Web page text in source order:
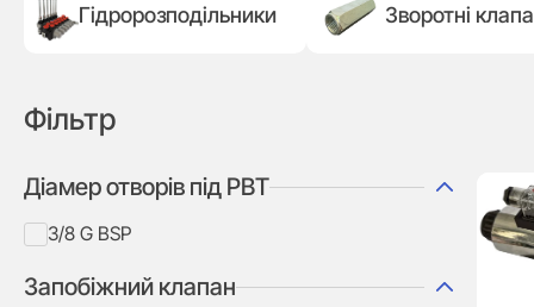
Гідророзподільники Зворотні
Фільтр
Діамер отворів під РВТ
3/8 G BSP
Запобіжний клапан